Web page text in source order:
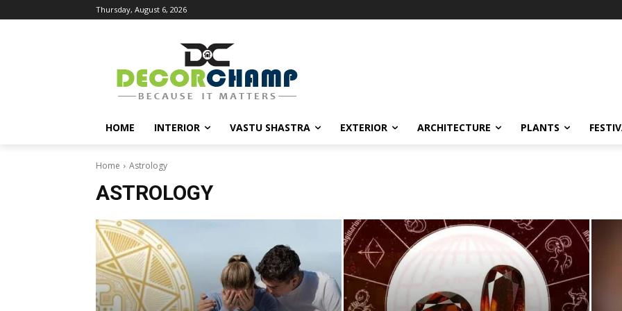
Thursday, August 6, 2026
HOME INTERIOR VASTU SHASTRA EXTERIOR ARCHITECTURE PLANTS
Home Astrology
ASTROLOGY